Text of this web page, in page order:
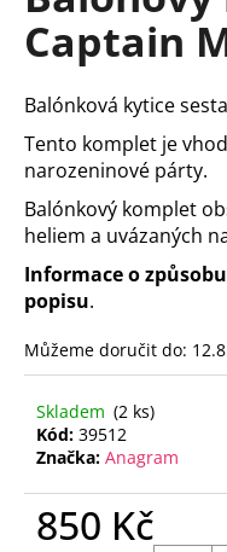
0,0
z
hvězdiček.
Captain
Balónková kytice
Tento komplet je
narozeninové párty.
Balónkový komplet
heliem a uvázaných
Informace o
popisu.
Můžeme doručit do:
Skladem (2 ks)
Kód: 39512
Značka: Anagram
850 Kč
a
j
í
t
?
HLEDAT
D
o
p
o
r
u